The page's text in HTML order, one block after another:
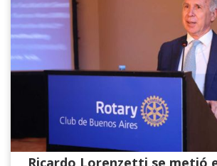
Ricardo Lorenzetti se metió